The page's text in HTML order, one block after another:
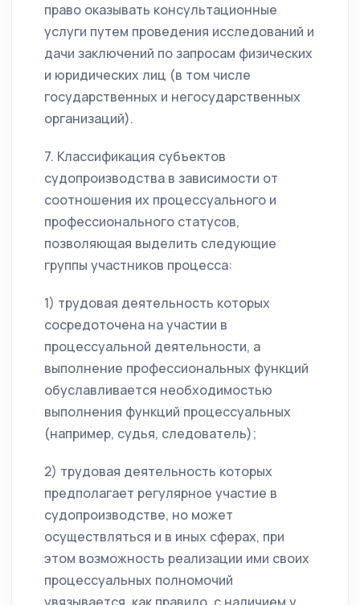
право оказывать консультационные
услуги путем проведения исследований и
дачи заключений по запросам физических
и юридических лиц (в том числе
государственных и негосударственных
организаций).
7. Классификация субъектов
судопроизводства в зависимости от
соотношения их процессуального и
профессионального статусов,
позволяющая выделить следующие
группы участников процесса:
1) трудовая деятельность которых
сосредоточена на участии в
процессуальной деятельности, а
выполнение профессиональных функций
обуславливается необходимостью
выполнения функций процессуальных
(например, судья, следователь);
2) трудовая деятельность которых
предполагает регулярное участие в
судопроизводстве, но может
осуществляться и в иных сферах, при
этом возможность реализации ими своих
процессуальных полномочий